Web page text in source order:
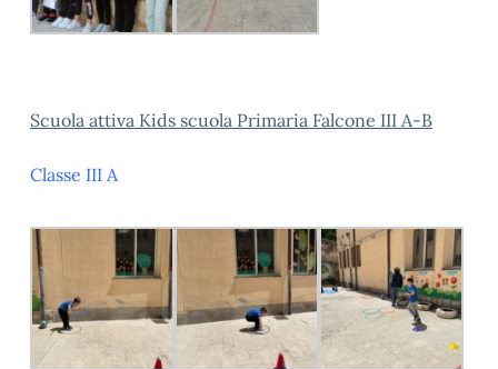
Scuola attiva Kids scuola Primaria Falcone III A-B
Classe III A